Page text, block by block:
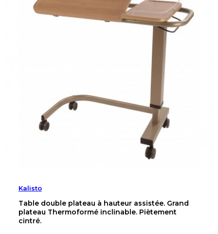
Kalisto
Table double plateau à hauteur assistée. Grand
plateau Thermoformé inclinable. Piètement
cintré.